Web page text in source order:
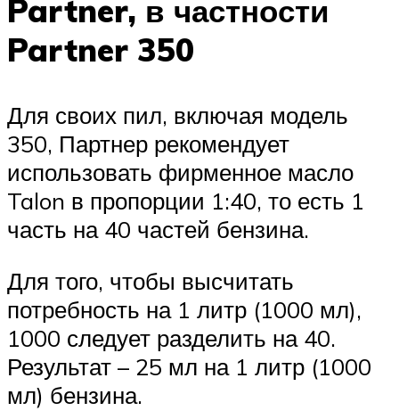
Partner, в частности
Partner 350
Для своих пил, включая модель
350, Партнер рекомендует
использовать фирменное масло
Talon в пропорции 1:40, то есть 1
часть на 40 частей бензина.
Для того, чтобы высчитать
потребность на 1 литр (1000 мл),
1000 следует разделить на 40.
Результат – 25 мл на 1 литр (1000
мл) бензина.